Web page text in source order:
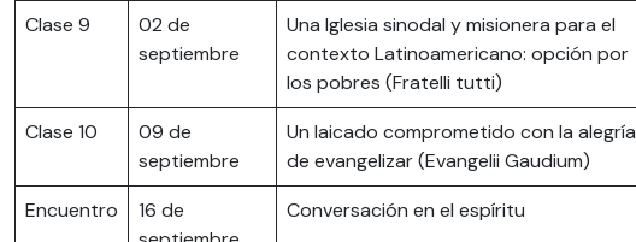
Clase 9
02 de
septiembre
Una Iglesia sinodal y misionera para el
contexto Latinoamericano: opción por
los pobres (Fratelli tutti)
Clase 10
09 de
septiembre
Un laicado comprometido con la alegría
de evangelizar (Evangelii Gaudium)
Encuentro
16 de
Conversación en el espíritu